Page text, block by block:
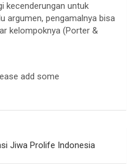
kecenderungan untuk
argumen, pengamalnya bisa
kelompoknya (Porter &
add some
Jiwa Prolife Indonesia